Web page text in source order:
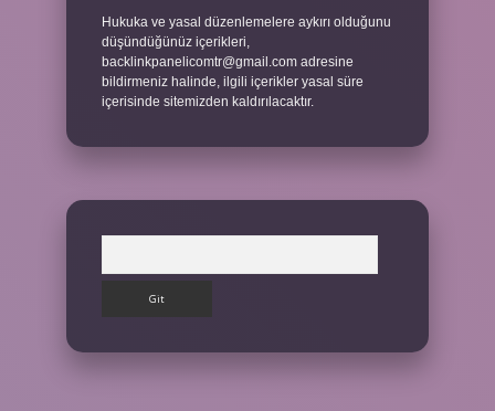
Hukuka ve yasal düzenlemelere aykırı olduğunu
düşündüğünüz içerikleri,
backlinkpanelicomtr@gmail.com adresine
bildirmeniz halinde, ilgili içerikler yasal süre
içerisinde sitemizden kaldırılacaktır.